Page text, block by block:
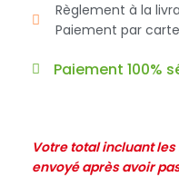
Règlement à la
Paiement par
Paiement 100%
Votre total incluant
envoyé après avoir